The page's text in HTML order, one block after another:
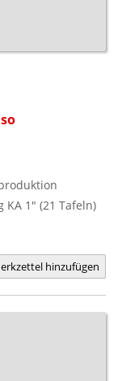
1" (21 Tafeln)
hinzufügen